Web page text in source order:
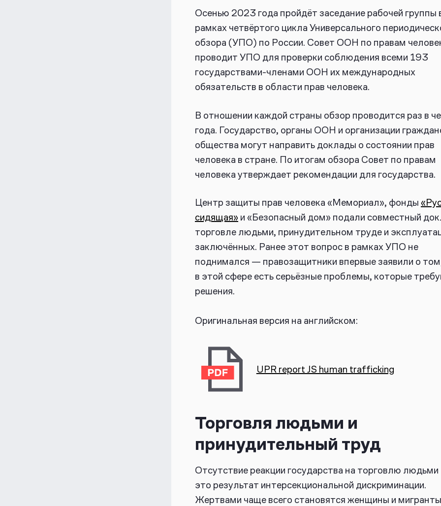
Осенью 2023 года пройдёт заседание рабочей группы
рамках четвёртого цикла Универсального
обзора (УПО) по России. Совет ООН по правам
проводит УПО для проверки соблюдения всеми 193
государствами-членами ООН их международных
обязательств в области прав человека.
В отношении каждой страны обзор проводится раз в
года. Государство, органы ООН и организации
общества могут направить доклады о состоянии прав
человека в стране. По итогам обзора Совет по правам
человека утверждает рекомендации для государства.
Центр защиты прав человека «Мемориал», фонды
сидящая» и «Безопасный дом» подали совместный
торговле людьми, принудительном труде и
заключённых. Ранее этот вопрос в рамках УПО не
поднимался — правозащитники впервые заявили о
в этой сфере есть серьёзные проблемы, которые
решения.
Оригинальная версия на английском:
UPR report JS human trafficking
Торговля людьми и
принудительный труд
Отсутствие реакции государства на торговлю
это результат интерсекциональной дискриминации.
Жертвами чаще всего становятся женщины и